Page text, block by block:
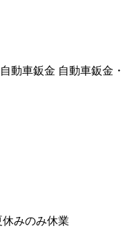
自動車鈑金 自動車鈑金・
みのみ休業